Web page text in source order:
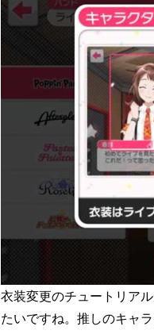
衣装変更のチュートリア
たいですね。推しのキャ